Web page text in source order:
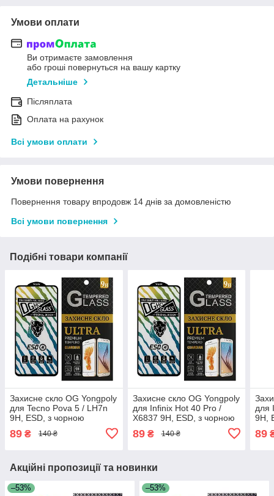
Умови оплати
Ви отримаєте замовлення
або гроші повернуться на вашу картку
Детальніше
Післяплата
Оплата на рахунок
Всі умови оплати
Умови повернення
Повернення товару впродовж 14 днів за домовленістю
Всі умови повернення
Подібні товари компанії
Захисне скло OG Yongpoly
для Tecno Pova 5 / LH7n
9H, ESD, з чорною
89 ₴ 140 ₴
Захисне скло OG Yongpoly
для Infinix Hot 40 Pro /
X6837 9H, ESD, з чорною
89₴ 140 ₴
для
9H,
89
Акційні пропозиції та новинки
–53% –53%